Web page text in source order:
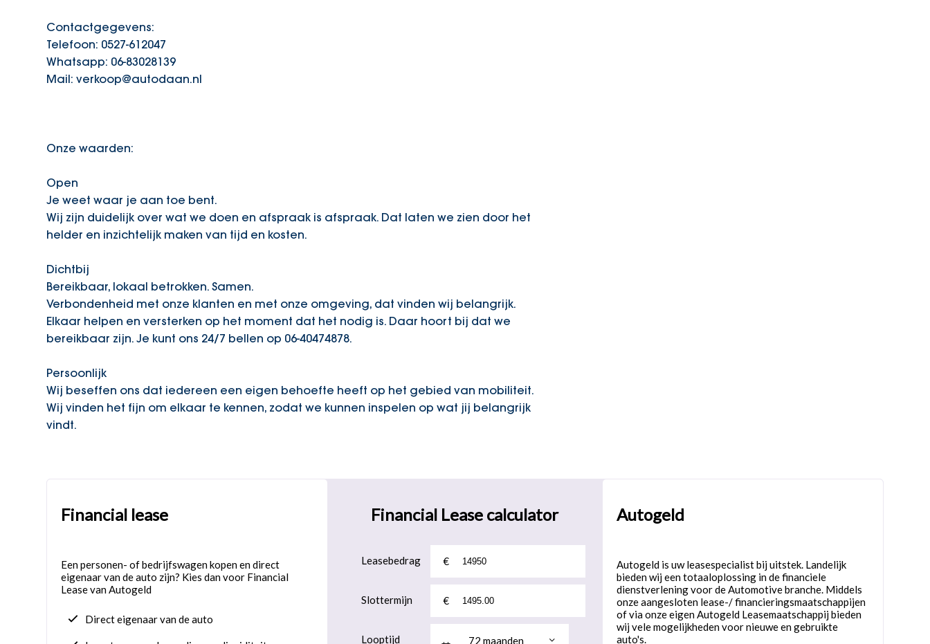
Contactgegevens:
Telefoon: 0527-612047
Whatsapp: 06-83028139
Mail: verkoop@autodaan.nl
Onze waarden:
Open
Je weet waar je aan toe bent.
Wij zijn duidelijk over wat we doen en afspraak is afspraak. Dat laten we zien door het
helder en inzichtelijk maken van tijd en kosten.
Dichtbij
Bereikbaar, lokaal betrokken. Samen.
Verbondenheid met onze klanten en met onze omgeving, dat vinden wij belangrijk.
Elkaar helpen en versterken op het moment dat het nodig is. Daar hoort bij dat we
bereikbaar zijn. Je kunt ons 24/7 bellen op 06-40474878.
Persoonlijk
Wij beseffen ons dat iedereen een eigen behoefte heeft op het gebied van mobiliteit.
Wij vinden het fijn om elkaar te kennen, zodat we kunnen inspelen op wat jij belangrijk
vindt.